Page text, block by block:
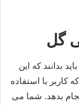
گل
بدانند که این
کاربر با استفاده
بدهد. شما می